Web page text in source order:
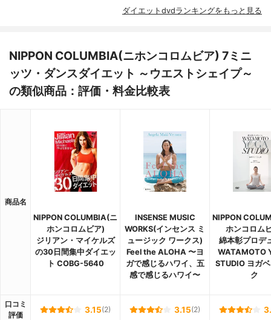
ダイエットdvdランキングをもっと見る
NIPPON COLUMBIA(ニホンコロムビア) 7ミニ
ッツ・ダンスダイエット ～ウエストシェイプ～
の類似商品：評価・料金比較表
商品名
NIPPON COLUMBIA(ニ
ホンコロムビア)
ジリアン・マイケルズ
の30日間集中ダイエッ
ト COBG-5640
INSENSE MUSIC
WORKS(インセンス ミ
ュージック ワークス)
Feel the ALOHA 〜ヨ
ガで感じるハワイ、五
感で感じるハワイ〜
NIPPON
ホンコロム
綿本彰プロデ
WATAMOTO
STUDIO ヨガ
ク
口コミ
評価
3.15(2) 3.15(2)